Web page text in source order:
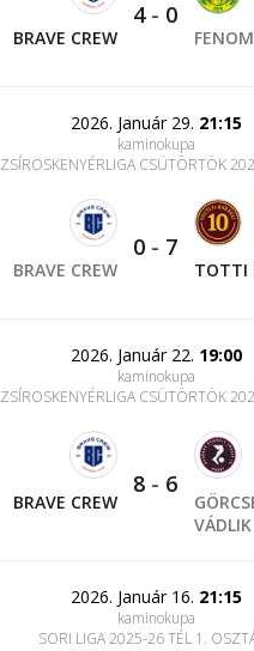
BRAVE CREW
4- 0
2026. Január 29. 21:15
kaminokupa
ZSÍROSKENYÉRLIGA CSÜTÖRTÖK
BRAVE CREW
0 - 7
TOTTI
2026. Január 22. 19:00
kaminokupa
ZSÍROSKENYÉRLIGA CSÜTÖRTÖK
BRAVE CREW
8 - 6
VÁDLIK
2026. Január 16. 21:15
kaminokupa
SORI LIGA 2025-26 TÉL 1.